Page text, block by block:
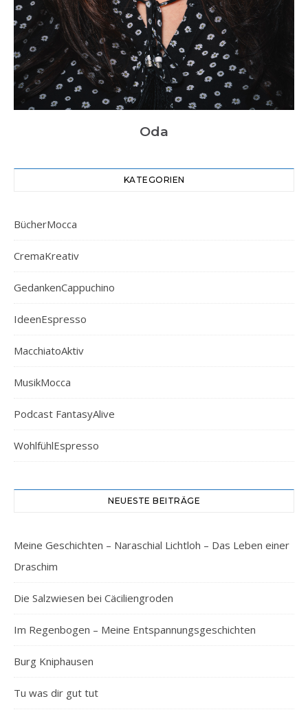
Oda
KATEGORIEN
BücherMocca
CremaKreativ
GedankenCappuchino
IdeenEspresso
MacchiatoAktiv
MusikMocca
Podcast FantasyAlive
WohlfühlEspresso
NEUESTE BEITRÄGE
Meine Geschichten – Naraschial Lichtloh – Das Leben einer
Draschim
Die Salzwiesen bei Cäciliengroden
Im Regenbogen – Meine Entspannungsgeschichten
Burg Kniphausen
Tu was dir gut tut